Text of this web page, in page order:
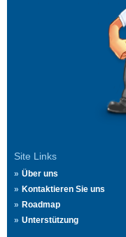
Site Links
Über uns
Kontaktieren Sie uns
Roadmap
Unterstützung